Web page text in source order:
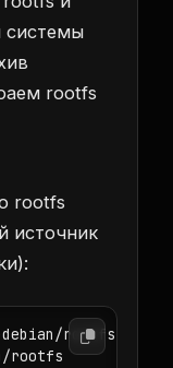
системы
rootfs
rootfs
источник
rootfs
rootfs